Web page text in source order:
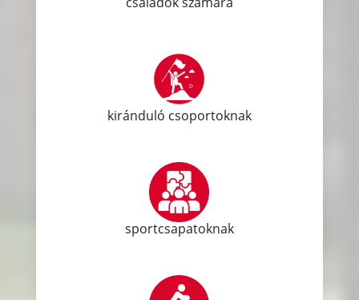
kiránduló csoportoknak
sportcsapatoknak